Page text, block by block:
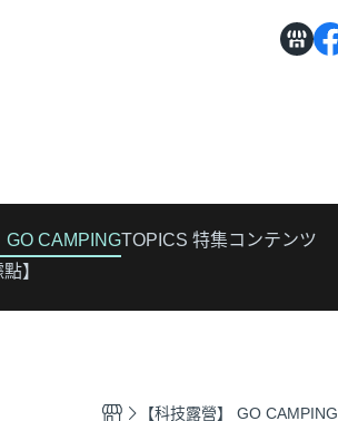
GO CAMPINGTOPICS 特集コンテンツ
】
【科技露營】 GO CAMPING